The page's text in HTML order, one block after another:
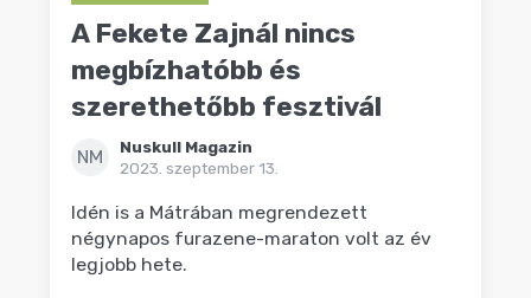
A Fekete Zajnál nincs
megbízhatóbb és
szerethetőbb fesztivál
NM
Nuskull Magazin
2023. szeptember 13.
Idén is a Mátrában megrendezett
négynapos furazene-maraton volt az év
legjobb hete.